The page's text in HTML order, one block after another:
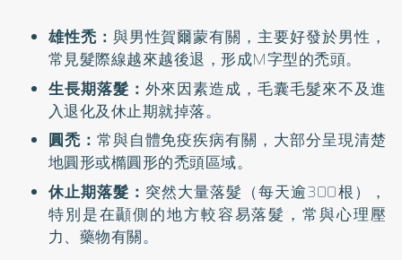
雄性禿： 與男性賀爾蒙有關，主要好發於男性，
常見髮際線越來越後退，形成M字型的禿頭。
生長期落髮： 外來因素造成，毛囊毛髮來不及進
入退化及休止期就掉落。
圓禿： 常與自體免疫疾病有關，大部分呈現清楚
地圓形或橢圓形的禿頭區域。
休止期落髮： 突然大量落髮（每天逾300根），
特別是在顳側的地方較容易落髮，常與心理壓
力、藥物有關。